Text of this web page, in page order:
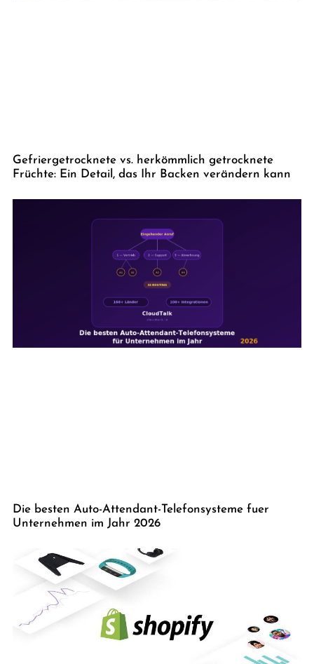
Gefriergetrocknete vs. herkömmlich getrocknete
Früchte: Ein Detail, das Ihr Backen verändern kann
Die besten Auto-Attendant-Telefonsysteme fuer
Unternehmen im Jahr 2026